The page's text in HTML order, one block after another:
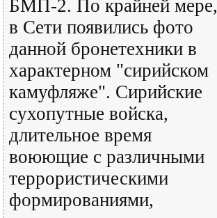
БМП-2. По крайней мере,
в Сети появились фото
данной бронетехники в
характерном "сирийском
камуфляже". Сирийские
сухопутные войска,
длительное время
воюющие с различными
террористическими
формированиями,